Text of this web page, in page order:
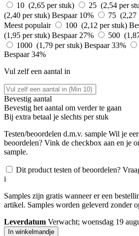
10 (2,65 per stuk)
25 (2,54 per
(2,40 per stuk) Bespaar 10% 75 (2,27
Meest populair
100 (2,12 per stuk)
(1,95 per stuk) Bespaar 27% 500
1000 (1,79 per stuk) Bespaar 33%
Bespaar 34%
Vul zelf een aantal in
Bevestig aantal
Bevestig het aantal om verder te gaan
Bij extra betaal je slechts per stuk
Testen/beoordelen d.m.v. sample Wil je
beoordelen? Vink de checkbox aan en je
sample.
Dit product testen of beoordelen?
i
Samples zijn gratis wanneer er een
artikel. Samples worden geleverd zonder
Leverdatum Verwacht; woensdag 19
In winkelmandje